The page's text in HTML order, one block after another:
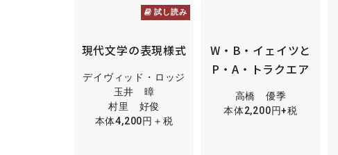
試し読み
現代文学の表現様式
デイヴィッド・ロッジ
玉井 暲
村里 好俊
本体4,200円＋税
W・B・イェイツと
P・A・トラクエア
高橋 優季
本体2,200円+税